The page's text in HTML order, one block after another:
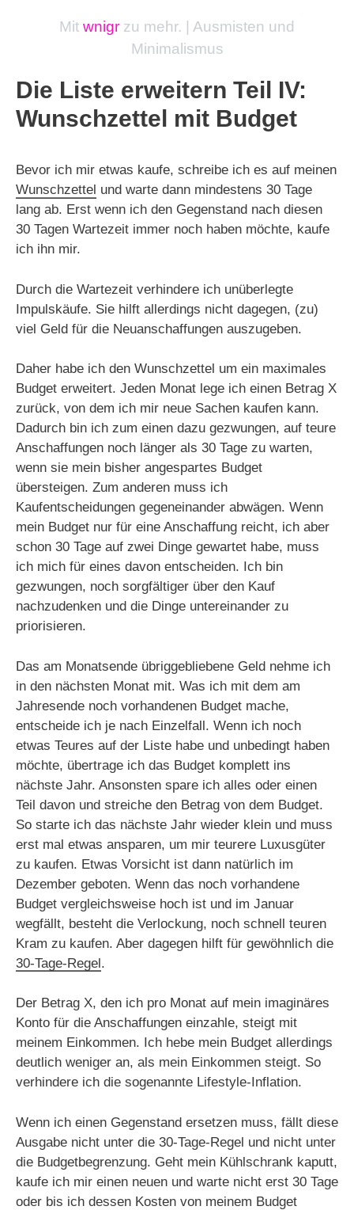
Mit wnigr zu mehr. | Ausmisten und
Minimalismus
Die Liste erweitern Teil IV:
Wunschzettel mit Budget
Bevor ich mir etwas kaufe, schreibe ich es auf meinen
Wunschzettel und warte dann mindestens 30 Tage
lang ab. Erst wenn ich den Gegenstand nach diesen
30 Tagen Wartezeit immer noch haben möchte, kaufe
ich ihn mir.
Durch die Wartezeit verhindere ich unüberlegte
Impulskäufe. Sie hilft allerdings nicht dagegen, (zu)
viel Geld für die Neuanschaffungen auszugeben.
Daher habe ich den Wunschzettel um ein maximales
Budget erweitert. Jeden Monat lege ich einen Betrag X
zurück, von dem ich mir neue Sachen kaufen kann.
Dadurch bin ich zum einen dazu gezwungen, auf teure
Anschaffungen noch länger als 30 Tage zu warten,
wenn sie mein bisher angespartes Budget
übersteigen. Zum anderen muss ich
Kaufentscheidungen gegeneinander abwägen. Wenn
mein Budget nur für eine Anschaffung reicht, ich aber
schon 30 Tage auf zwei Dinge gewartet habe, muss
ich mich für eines davon entscheiden. Ich bin
gezwungen, noch sorgfältiger über den Kauf
nachzudenken und die Dinge untereinander zu
priorisieren.
Das am Monatsende übriggebliebene Geld nehme ich
in den nächsten Monat mit. Was ich mit dem am
Jahresende noch vorhandenen Budget mache,
entscheide ich je nach Einzelfall. Wenn ich noch
etwas Teures auf der Liste habe und unbedingt haben
möchte, übertrage ich das Budget komplett ins
nächste Jahr. Ansonsten spare ich alles oder einen
Teil davon und streiche den Betrag von dem Budget.
So starte ich das nächste Jahr wieder klein und muss
erst mal etwas ansparen, um mir teurere Luxusgüter
zu kaufen. Etwas Vorsicht ist dann natürlich im
Dezember geboten. Wenn das noch vorhandene
Budget vergleichsweise hoch ist und im Januar
wegfällt, besteht die Verlockung, noch schnell teuren
Kram zu kaufen. Aber dagegen hilft für gewöhnlich die
30-Tage-Regel.
Der Betrag X, den ich pro Monat auf mein imaginäres
Konto für die Anschaffungen einzahle, steigt mit
meinem Einkommen. Ich hebe mein Budget allerdings
deutlich weniger an, als mein Einkommen steigt. So
verhindere ich die sogenannte Lifestyle-Inflation.
Wenn ich einen Gegenstand ersetzen muss, fällt diese
Ausgabe nicht unter die 30-Tage-Regel und nicht unter
die Budgetbegrenzung. Geht mein Kühlschrank kaputt,
kaufe ich mir einen neuen und warte nicht erst 30 Tage
oder bis ich dessen Kosten von meinem Budget